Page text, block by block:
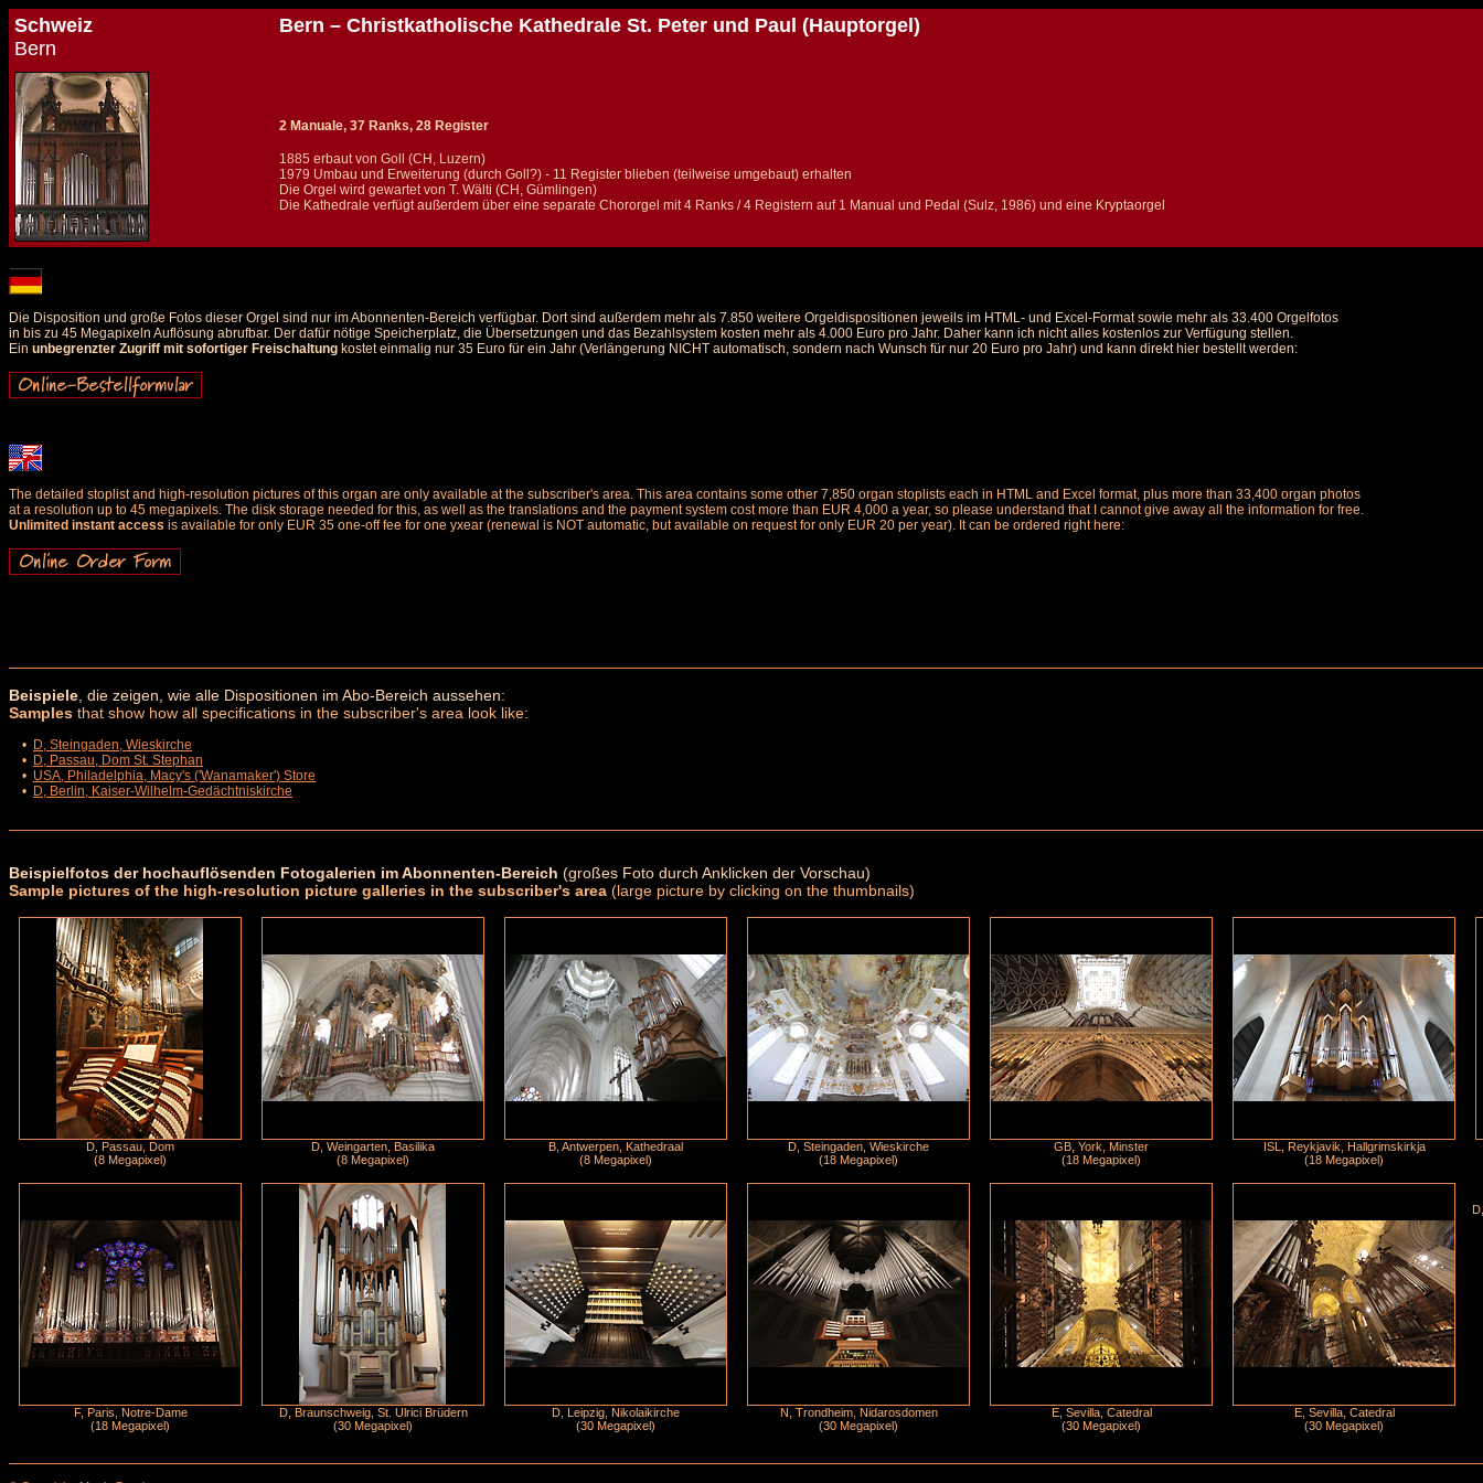
Schweiz
Bern
Bern – Christkatholische Kathedrale St. Peter und Paul (Hauptorgel)
2 Manuale, 37 Ranks, 28 Register
1885 erbaut von Goll (CH, Luzern)
1979 Umbau und Erweiterung (durch Goll?) - 11 Register blieben (teilweise umgebaut) erhalten
Die Orgel wird gewartet von T. Wälti (CH, Gümlingen)
Die Kathedrale verfügt außerdem über eine separate Chororgel mit 4 Ranks / 4 Registern auf 1 Manual und Pedal (Sulz, 1986) und eine Kryptaorgel
Die Disposition und große Fotos dieser Orgel sind nur im Abonnenten-Bereich verfügbar. Dort sind außerdem mehr als 7.850 weitere Orgeldispositionen jeweils im HTML- und Excel-Format sowie mehr als 33.400 Orgelfotos
in bis zu 45 Megapixeln Auflösung abrufbar. Der dafür nötige Speicherplatz, die Übersetzungen und das Bezahlsystem kosten mehr als 4.000 Euro pro Jahr. Daher kann ich nicht alles kostenlos zur Verfügung stellen.
Ein unbegrenzter Zugriff mit sofortiger Freischaltung kostet einmalig nur 35 Euro für ein Jahr (Verlängerung NICHT automatisch, sondern nach Wunsch für nur 20 Euro pro Jahr) und kann direkt hier bestellt werden:
The detailed stoplist and high-resolution pictures of this organ are only available at the subscriber's area. This area contains some other 7,850 organ stoplists each in HTML and Excel format, plus more than 33,400 organ photos
at a resolution up to 45 megapixels. The disk storage needed for this, as well as the translations and the payment system cost more than EUR 4,000 a year, so please understand that I cannot give away all the information for free.
Unlimited instant access is available for only EUR 35 one-off fee for one yxear (renewal is NOT automatic, but available on request for only EUR 20 per year). It can be ordered right here:
Beispiele , die zeigen, wie alle Dispositionen im Abo-Bereich aussehen:
Samples that show how all specifications in the subscriber's area look like:
• D, Steingaden, Wieskirche
• D, Passau, Dom St. Stephan
• USA, Philadelphia, Macy's ('Wanamaker') Store
• D, Berlin, Kaiser-Wilhelm-Gedächtniskirche
Beispielfotos der hochauflösenden Fotogalerien im Abonnenten-Bereich (großes Foto durch Anklicken der Vorschau)
Sample pictures of the high-resolution picture galleries in the subscriber's area (large picture by clicking on the thumbnails)
D, Passau, Dom
(8 Megapixel)
D, Weingarten, Basilika
(8 Megapixel)
B, Antwerpen, Kathedraal
(8 Megapixel)
D, Steingaden, Wieskirche
(18 Megapixel)
GB, York, Minster
(18 Megapixel)
ISL, Reykjavik, Hallgrimskirkja
(18 Megapixel)
F, Paris, Notre-Dame
(18 Megapixel)
D, Braunschweig, St. Ulrici Brüdern
(30 Megapixel)
D, Leipzig, Nikolaikirche
(30 Megapixel)
N, Trondheim, Nidarosdomen
(30 Megapixel)
E, Sevilla, Catedral
(30 Megapixel)
E, Sevilla, Catedral
(30 Megapixel)